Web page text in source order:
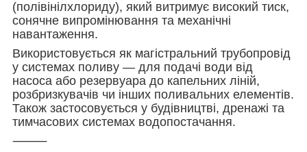
(полівінілхлориду), який витримує високий тиск,
сонячне випромінювання та механічні
навантаження.
Використовується як магістральний трубопровід
у системах поливу — для подачі води від
насоса або резервуара до капельних ліній,
розбризкувачів чи інших поливальних елементів.
Також застосовується у будівництві, дренажі та
тимчасових системах водопостачання.
⸻